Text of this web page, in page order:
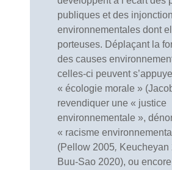
publiques et des
environnementales dont
porteuses. Déplaçant la
des causes
celles-ci peuvent
« écologie morale »
revendiquer une « justice
environnementale »,
« racisme
(Pellow 2005, Keucheyan
Buu-Sao 2020), ou